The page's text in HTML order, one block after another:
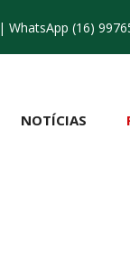
| WhatsApp (16)
NOTÍCIAS